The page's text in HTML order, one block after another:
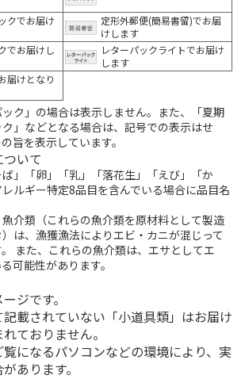
クでお届け
定形外郵便(簡易書留)でお届
けします
でお届けし
レターパックライトでお届け
します
届けとなり
ク」の場合は表示しません。また、「夏期
」などとなる場合は、記号での表示はせ
旨を表示しています。
いて
」「卵」「乳」「落花生」「えび」「か
ルギー特定8品目を含んでいる場合に品目名
介類（これらの魚介類を原材料として製造
は、漁獲漁法によりエビ・カニが混じって
また、これらの魚介類は、エサとしてエ
可能性があります。
ジです。
載されていない「小道具類」はお届け
ておりません。
になるパソコンなどの環境により、実
あります。